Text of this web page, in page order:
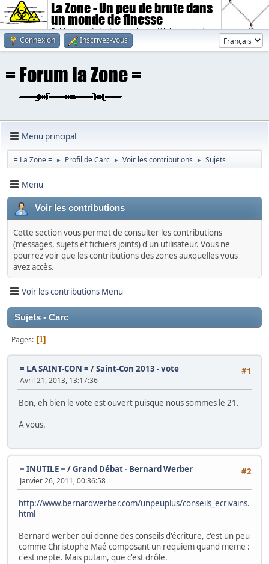
La Zone - Un peu de brute dans
un monde de finesse
Publication de textes sombres, débiles, violents.
Connexion
Inscrivez-vous
Menu principal
= La Zone = ► Profil de Carc ► Voir les contributions ► Sujets
Menu
Voir les contributions
Cette section vous permet de consulter les contributions
(messages, sujets et fichiers joints) d'un utilisateur. Vous ne
pourrez voir que les contributions des zones auxquelles vous
avez accès.
Voir les contributions Menu
Sujets - Carc
Pages 1
#1
= LA SAINT-CON = /Saint-Con 2013 - vote
Avril 21, 2013, 13:17:36
Bon, eh bien le vote est ouvert puisque nous sommes le 21.
A vous.
#2
= INUTILE = /Grand Débat - Bernard Werber
Janvier 26, 2011, 00:36:58
http://www.bernardwerber.com/unpeuplus/conseils_ecrivains.
html
Bernard werber qui donne des conseils d'écriture, c'est un peu
comme Christophe Maé composant un requiem quand meme :
c'est inepte. Mais putain, que c'est drôle.